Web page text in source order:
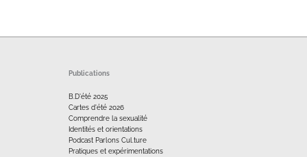
Publications
B.D'été 2025
Cartes d'été 2026
Comprendre la sexualité
Identités et orientations
Podcast Parlons Cul.ture
Pratiques et expérimentations